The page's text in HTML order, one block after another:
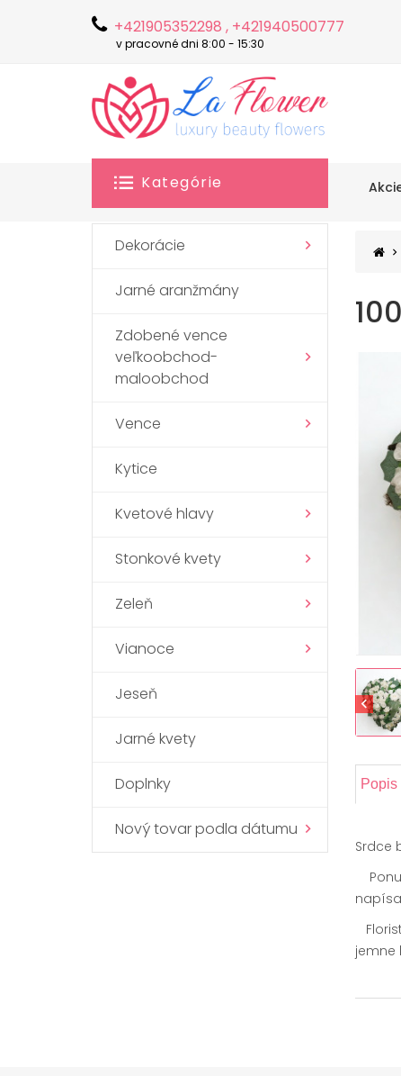
+421905352298 , +421940500777
v pracovné dni 8:00 - 15:30
Kategórie
Dekorácie
Jarné aranžmány
Zdobené vence
veľkoobchod-
maloobchod
Vence
Kytice
Kvetové hlavy
Stonkové kvety
Zeleň
Vianoce
Jeseň
Jarné kvety
Doplnky
Nový tovar podla dátumu
Popis
Srdce
jemne